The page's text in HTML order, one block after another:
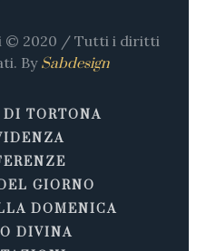
© 2020 / Tutti i diritti
By Sabdesign
DI TORTONA
GIORNO
DOMENICA
DIVINA